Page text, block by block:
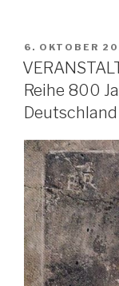
AM
6. OKTOBER
Reihe 800
Deutschland